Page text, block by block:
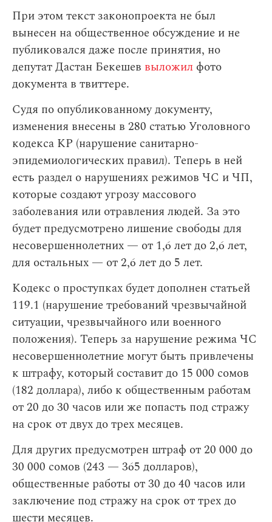
При этом текст законопроекта не был
вынесен на общественное обсуждение и не
публиковался даже после принятия, но
депутат Дастан Бекешев выложил фото
документа в твиттере.
Судя по опубликованному документу,
изменения внесены в 280 статью Уголовного
кодекса КР (нарушение санитарно-
эпидемиологических правил). Теперь в ней
есть раздел о нарушениях режимов ЧС и ЧП,
которые создают угрозу массового
заболевания или отравления людей. За это
будет предусмотрено лишение свободы для
несовершеннолетних — от 1,6 лет до 2,6 лет,
для остальных — от 2,6 лет до 5 лет.
Кодекс о проступках будет дополнен статьей
119.1 (нарушение требований чрезвычайной
ситуации, чрезвычайного или военного
положения). Теперь за нарушение режима ЧС
несовершеннолетние могут быть привлечены
к штрафу, который составит до 15 000 сомов
(182 доллара), либо к общественным работам
от 20 до 30 часов или же попасть под стражу
на срок от двух до трех месяцев.
Для других предусмотрен штраф от 20 000 до
30 000 сомов (243 — 365 долларов),
общественные работы от 30 до 40 часов или
заключение под стражу на срок от трех до
шести месяцев.